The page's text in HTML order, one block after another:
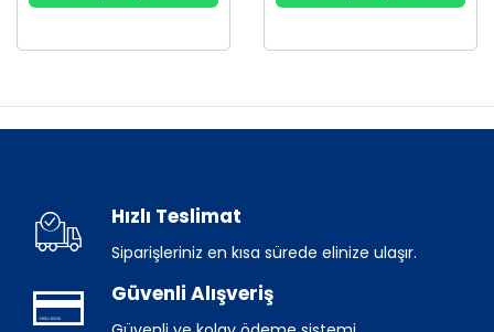
Hızlı Teslimat
Siparişleriniz en kısa sürede elinize ulaşır.
Güvenli Alışveriş